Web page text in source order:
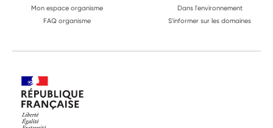
Mon espace organisme
FAQ organisme
Dans l'environnement
S'informer sur les domaines